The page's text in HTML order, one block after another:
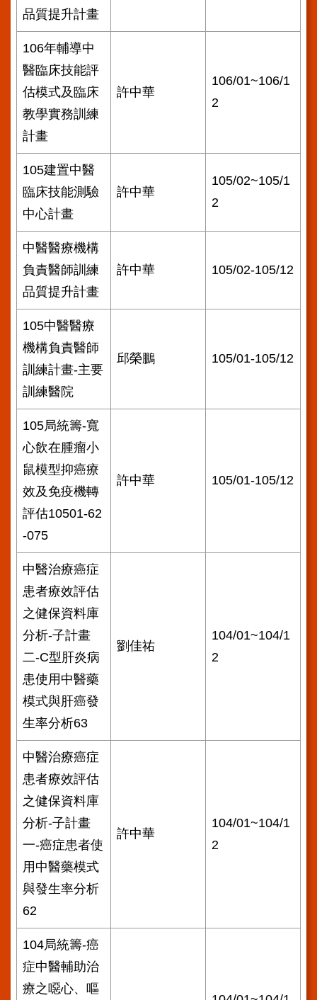
品質提升計畫
106年輔導中
醫臨床技能評
估模式及臨床
教學實務訓練
計畫
許中華
106/01~106/1
2
105建置中醫
臨床技能測驗
中心計畫
許中華
105/02~105/1
2
中醫醫療機構
負責醫師訓練
品質提升計畫
許中華 105/02-105/12
105中醫醫療
機構負責醫師
訓練計畫-主要
訓練醫院
邱榮鵬 105/01-105/12
105局統籌-寬
心飲在腫瘤小
鼠模型抑癌療
效及免疫機轉
評估10501-62
-075
許中華 105/01-105/12
中醫治療癌症
患者療效評估
之健保資料庫
分析-子計畫
二-C型肝炎病
患使用中醫藥
模式與肝癌發
生率分析63
劉佳祐
104/01~104/1
2
中醫治療癌症
患者療效評估
之健保資料庫
分析-子計畫
一-癌症患者使
用中醫藥模式
與發生率分析
62
許中華
104/01~104/1
2
104局統籌-癌
症中醫輔助治
療之噁心、嘔